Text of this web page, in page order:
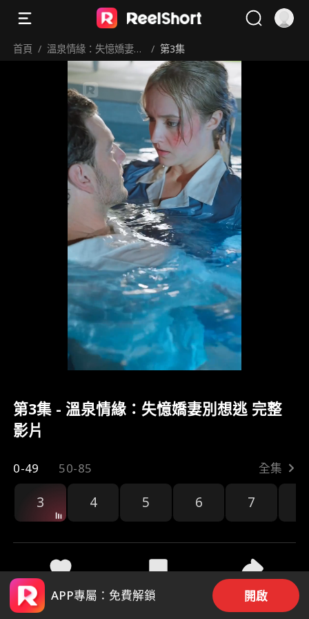
首頁 / 溫泉情緣：失憶嬌妻別
/ 第3集
第3集 - 溫泉情緣：失憶嬌妻別想逃 完整
影片
0-49 50-85 全集
3 4 5 6 7
11.2k 4k 分享
APP專屬：免費解鎖 開啟